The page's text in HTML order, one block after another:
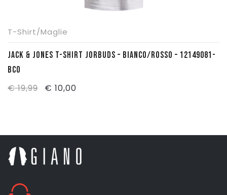
T-Shirt/Maglie
JACK & JONES T-SHIRT JORBUDS – BIANCO/ROSSO – 12149081-
BCO
€19,99
Il
era:
€ 19,99.
€ 10,00
è:
€ 10,00.